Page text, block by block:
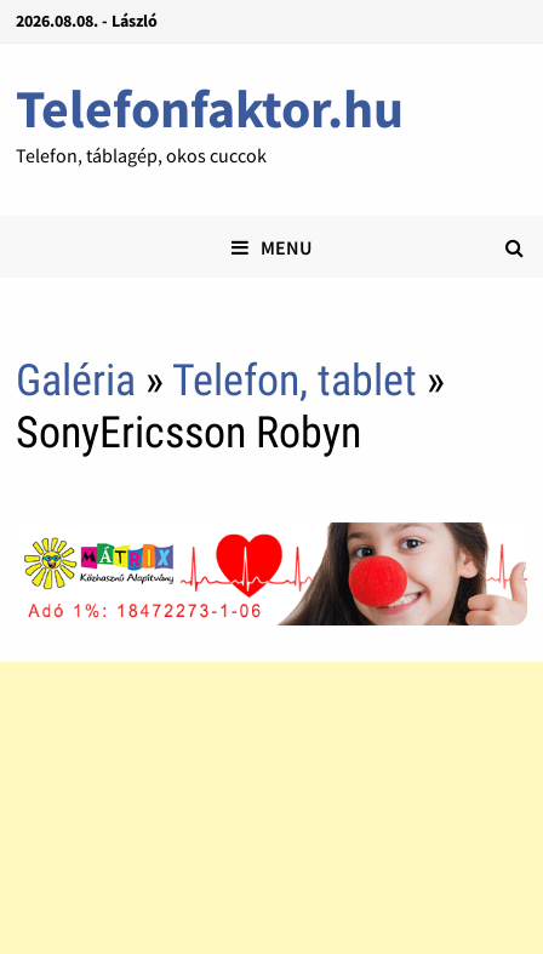
2026.08.08. - László
Telefonfaktor.hu
Telefon, táblagép, okos cuccok
MENU
Galéria » Telefon, tablet »
SonyEricsson Robyn